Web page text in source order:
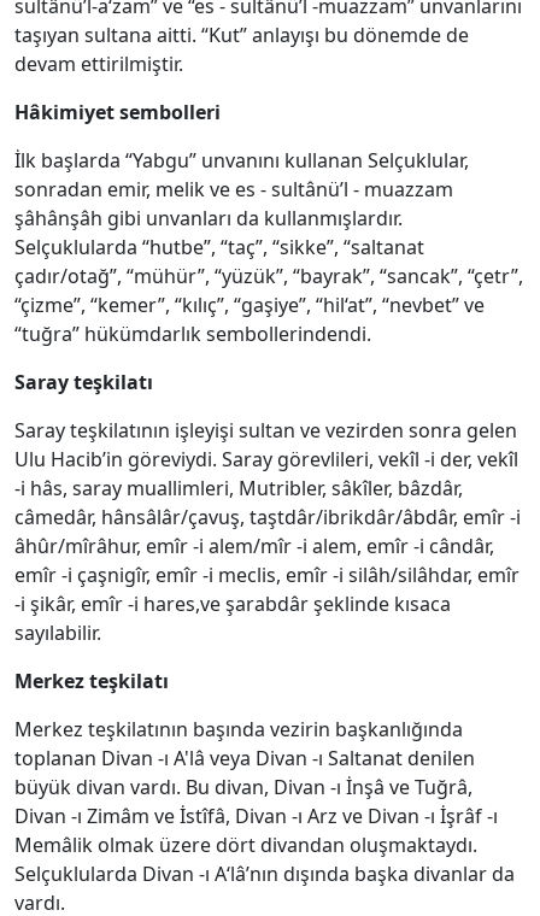
sultânü’l-a‘zam” ve “es - sultânü’l -muazzam” unvanlarını
taşıyan sultana aitti. “Kut” anlayışı bu dönemde de
devam ettirilmiştir.
Hâkimiyet sembolleri
İlk başlarda “Yabgu” unvanını kullanan Selçuklular,
sonradan emir, melik ve es - sultânü’l - muazzam
şâhânşâh gibi unvanları da kullanmışlardır.
Selçuklularda “hutbe”, “taç”, “sikke”, “saltanat
çadır/otağ”, “mühür”, “yüzük”, “bayrak”, “sancak”, “çetr”,
“çizme”, “kemer”, “kılıç”, “gaşiye”, “hil‘at”, “nevbet” ve
“tuğra” hükümdarlık sembollerindendi.
Saray teşkilatı
Saray teşkilatının işleyişi sultan ve vezirden sonra gelen
Ulu Hacib’in göreviydi. Saray görevlileri, vekîl -i der, vekîl
-i hâs, saray muallimleri, Mutribler, sâkîler, bâzdâr,
câmedâr, hânsâlâr/çavuş, taştdâr/ibrikdâr/âbdâr, emîr -i
âhûr/mîrâhur, emîr -i alem/mîr -i alem, emîr -i cândâr,
emîr -i çaşnigîr, emîr -i meclis, emîr -i silâh/silâhdar, emîr
-i şikâr, emîr -i hares,ve şarabdâr şeklinde kısaca
sayılabilir.
Merkez teşkilatı
Merkez teşkilatının başında vezirin başkanlığında
toplanan Divan -ı A'lâ veya Divan -ı Saltanat denilen
büyük divan vardı. Bu divan, Divan -ı İnşâ ve Tuğrâ,
Divan -ı Zimâm ve İstîfâ, Divan -ı Arz ve Divan -ı İşrâf -ı
Memâlik olmak üzere dört divandan oluşmaktaydı.
Selçuklularda Divan -ı A‘lâ’nın dışında başka divanlar da
vardı.